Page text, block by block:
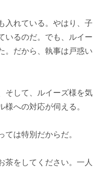
入れている。やはり、子
いるのだ。でも、ルイー
。だから、執事は戸惑い
そして、ルイーズ様を気
様への対応が伺える。
は特別だからだ。
茶をしてください。一人